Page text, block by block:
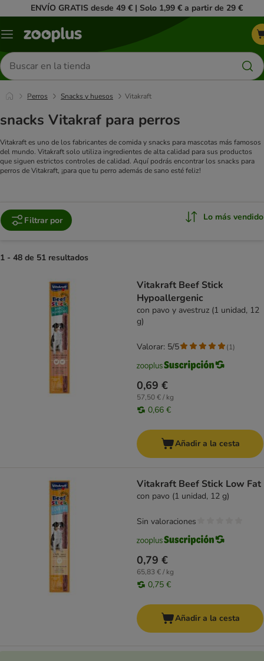
ENVÍO GRATIS desde 49 € | Solo 1,99 € a partir de 29 €
Menú
Buscar
productos
Perros Snacks y huesos Vitakraft
snacks Vitakraf para perros
Vitakraft es uno de los fabricantes de comida y snacks para mascotas más famosos
del mundo. Vitakraft solo utiliza ingredientes de alta calidad para sus productos
que siguen estrictos controles de calidad. Aquí podrás encontrar los snacks para
perros de Vitakraft, ¡para que tu perro además de sano esté feliz!
Filtrar por Lo más vendido
1 - 48 de 51 resultados
Vitakraft Beef Stick
Hypoallergenic
con pavo y avestruz (1 unidad, 12
g)
0,69 €
57,50 € / kg
0,66 €
Valorar: 5/5 (1)
Añadir a la cesta
Vitakraft Beef Stick Low Fat
con pavo (1 unidad, 12 g)
0,79 €
65,83 € / kg
0,75 €
Sin valoraciones
Añadir a la cesta